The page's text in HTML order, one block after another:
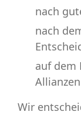
nach
nach
auf dem
Allianzen
Wir